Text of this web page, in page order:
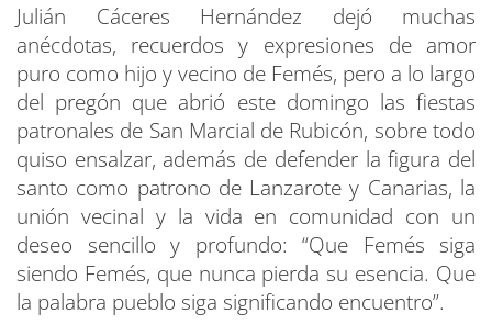
Julián Cáceres Hernández dejó muchas
anécdotas, recuerdos y expresiones de amor
puro como hijo y vecino de Femés, pero a lo largo
del pregón que abrió este domingo las fiestas
patronales de San Marcial de Rubicón, sobre todo
quiso ensalzar, además de defender la figura del
santo como patrono de Lanzarote y Canarias, la
unión vecinal y la vida en comunidad con un
deseo sencillo y profundo: “Que Femés siga
siendo Femés, que nunca pierda su esencia. Que
la palabra pueblo siga significando encuentro”.